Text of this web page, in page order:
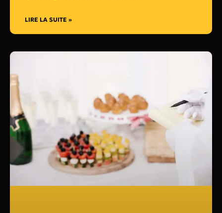
LIRE LA SUITE »